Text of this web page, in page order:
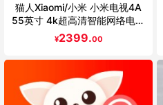
猫人Xiaomi/小米 小米电视4A
55英寸 4k超高清智能网络电视
机 50 60
¥2399.00